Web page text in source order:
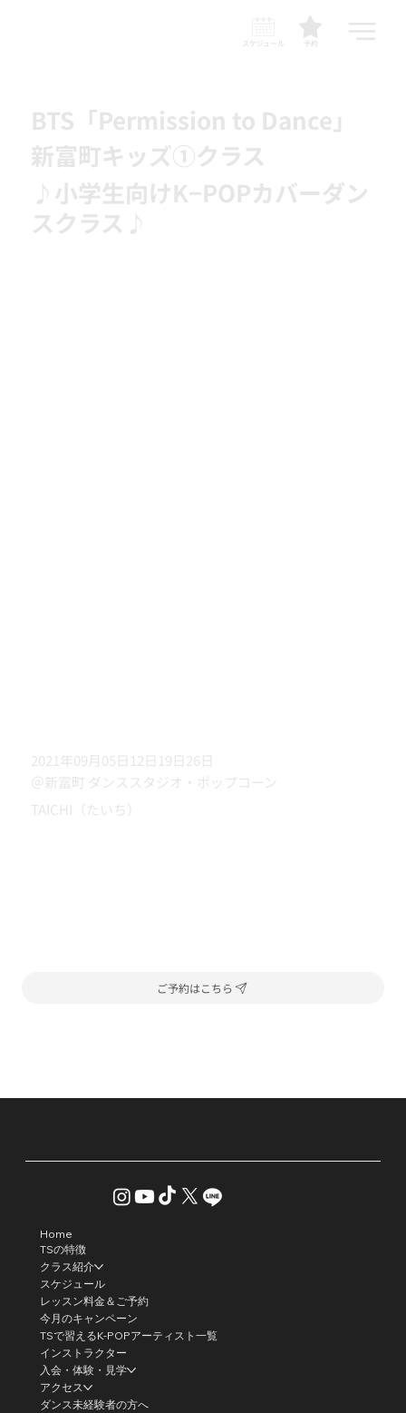
予約
スケジュール
BTS「Permission to Dance」
新富町キッズ①クラス
♪小学生向けK−POPカバーダン
スクラス♪
2021年09月05日12日19日26日
＠新富町 ダンススタジオ・ポップコーン
TAICHI（たいち）
ご予約はこちら
Home
TSの特徴
クラス紹介
スケジュール
レッスン料金＆ご予約
今月のキャンペーン
TSで習えるK-POPアーティスト一覧
インストラクター
入会・体験・見学
アクセス
ダンス未経験者の方へ